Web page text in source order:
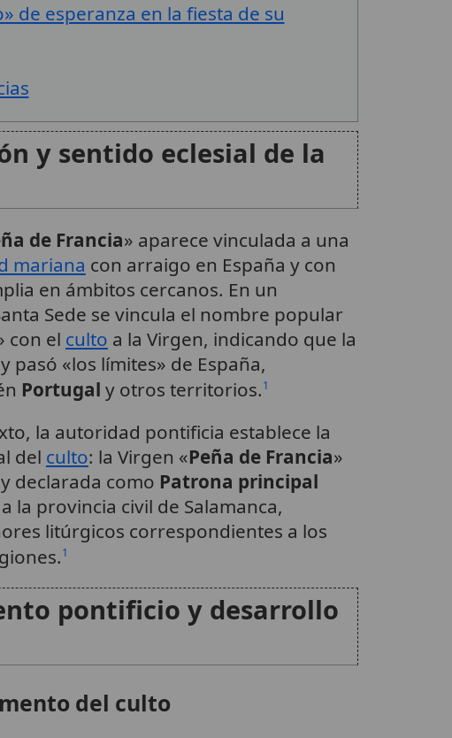
de esperanza en la fiesta de su
y sentido eclesial de la
de Francia» aparece vinculada a una
mariana con arraigo en España y con
en ámbitos cercanos. En un
Sede se vincula el nombre popular
con el culto a la Virgen, indicando que la
pasó «los límites» de España,
Portugal y otros territorios.1
la autoridad pontificia establece la
del culto: la Virgen «Peña de Francia»
declarada como Patrona principal
la provincia civil de Salamanca,
litúrgicos correspondientes a los
1
pontificio y desarrollo
del culto